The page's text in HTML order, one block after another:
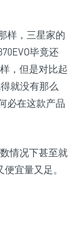
样，三星家的
毕竟还
，但是对比起
就没有那么
必在这款产品
情况下甚至就
宜量又足。